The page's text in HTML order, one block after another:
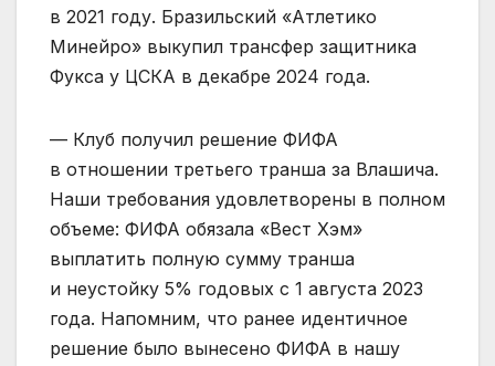
в 2021 году. Бразильский «Атлетико
Минейро» выкупил трансфер защитника
Фукса у ЦСКА в декабре 2024 года.
— Клуб получил решение ФИФА
в отношении третьего транша за Влашича.
Наши требования удовлетворены в полном
объеме: ФИФА обязала «Вест Хэм»
выплатить полную сумму транша
и неустойку 5% годовых с 1 августа 2023
года. Напомним, что ранее идентичное
решение было вынесено ФИФА в нашу